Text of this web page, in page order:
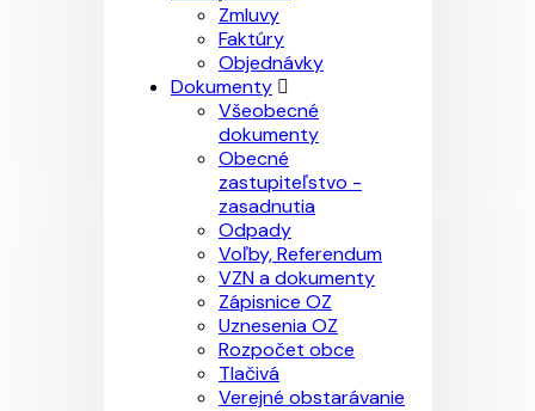
Zmluvy
Faktúry
Objednávky
Dokumenty
Všeobecné
dokumenty
Obecné
zastupiteľstvo -
zasadnutia
Odpady
Voľby, Referendum
VZN a dokumenty
Zápisnice OZ
Uznesenia OZ
Rozpočet obce
Tlačivá
Verejné obstarávanie